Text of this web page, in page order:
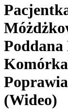
Poddana
(Wideo)